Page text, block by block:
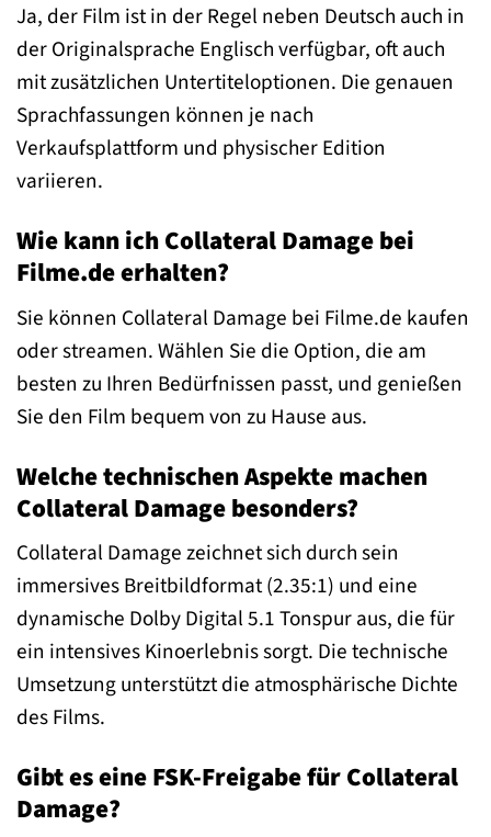
Ja, der Film ist in der Regel neben Deutsch auch in
der Originalsprache Englisch verfügbar, oft auch
mit zusätzlichen Untertiteloptionen. Die genauen
Sprachfassungen können je nach
Verkaufsplattform und physischer Edition
variieren.
Wie kann ich Collateral Damage bei
Filme.de erhalten?
Sie können Collateral Damage bei Filme.de kaufen
oder streamen. Wählen Sie die Option, die am
besten zu Ihren Bedürfnissen passt, und genießen
Sie den Film bequem von zu Hause aus.
Welche technischen Aspekte machen
Collateral Damage besonders?
Collateral Damage zeichnet sich durch sein
immersives Breitbildformat (2.35:1) und eine
dynamische Dolby Digital 5.1 Tonspur aus, die für
ein intensives Kinoerlebnis sorgt. Die technische
Umsetzung unterstützt die atmosphärische Dichte
des Films.
Gibt es eine FSK-Freigabe für Collateral
Damage?